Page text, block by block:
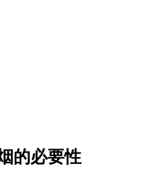
的必要性